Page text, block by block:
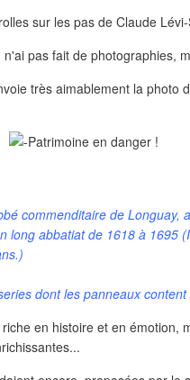
pas fait de photographies,
très aimablement la photo
commenditaire de Longuay,
long abbatiat de 1618 à 1695
dont les panneaux
en histoire et en émotion,